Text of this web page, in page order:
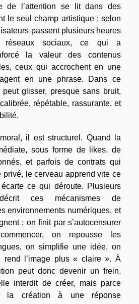
de l’attention se lit dans des
le seul champ artistique : selon
passent plusieurs heures
sociaux, ce qui a
la valeur des contenus
ceux qui accrochent en une
en une phrase. Dans ce
glisser, presque sans bruit,
répétable, rassurante, et
il est structurel. Quand la
sous forme de likes, de
et parfois de contrats qui
privé, le cerveau apprend vite ce
ce qui déroute. Plusieurs
ces mécanismes de
environnements numériques, et
: on finit par s’autocensurer
on repousse les
on simplifie une idée, on
rend l’image plus « claire ». À
peut donc devenir un frein,
interdit de créer, mais parce
la création à une réponse